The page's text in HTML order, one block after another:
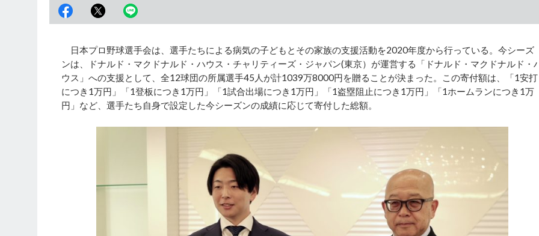
日本プロ野球選手会は、選手たちによる病気の子どもとその家族の支援活動を2020年度から行っている。今シーズ
ンは、ドナルド・マクドナルド・ハウス・チャリティーズ・ジャパン(東京）が運営する「ドナルド・マクドナルド・
ウス」への支援として、全12球団の所属選手45人が計1039万8000円を贈ることが決まった。この寄付額は、「1安打
につき1万円」「1登板につき1万円」「1試合出場につき1万円」「1盗塁阻止につき1万円」「1ホームランにつき1万
円」など、選手たち自身で設定した今シーズンの成績に応じて寄付した総額。